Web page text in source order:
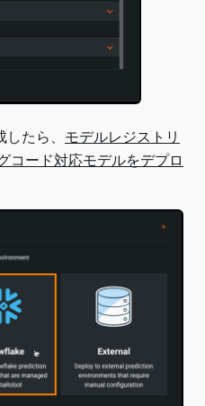
たら、 モデルレジストリ
コード対応モデルをデプロ